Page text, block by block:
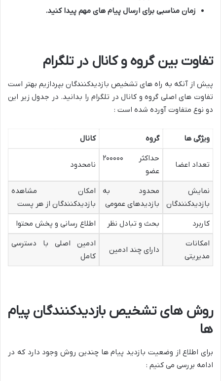
زمان مناسبی برای ارسال پیام های مهم پیدا کنید.
تفاوت بین گروه و کانال در تلگرام
پیش از آنکه به راه های تشخیص بازدیدکنندگان بپردازیم بهتر است
تفاوت های اصلی گروه و کانال در تلگرام را بدانید. در جدول زیر این
دو نوع متفاوت آورده شده است :
ویژگی ها گروه کانال
تعداد اعضا
حداکثر ۲۰۰۰۰۰
عضو
نامحدود
نمایش
بازدیدکنندگان
محدود به
بازدیدهای عمومی
امکان مشاهده
بازدیدکنندگان از هر پست
کاربرد
بحث و تبادل نظر
اطلاع رسانی و پخش محتوا
امکانات
مدیریتی
دارای چند ادمین
ادمین اصلی با دسترسی
کامل
روش های تشخیص بازدیدکنندگان پیام
ها
برای اطلاع از وضعیت بازدید پیام ها چندین روش وجود دارد که در
ادامه بررسی می کنیم :